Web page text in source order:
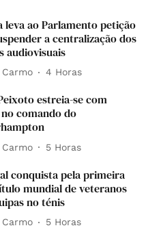
leva ao Parlamento petição
a centralização dos
audiovisuais
4 Horas
estreia-se com
comando do
5 Horas
conquista pela primeira
mundial de veteranos
no ténis
5 Horas